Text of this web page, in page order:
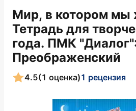
Мир, в котором мы
Тетрадь для
года. ПМК "Диалог"
Преображенский
4.5(1 оценка)1 рецензия